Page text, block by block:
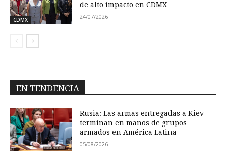
CDMX
de alto impacto en CDMX
24/07/2026
EN TENDENCIA
Rusia: Las armas entregadas a Kiev
terminan en manos de grupos
armados en América Latina
05/08/2026